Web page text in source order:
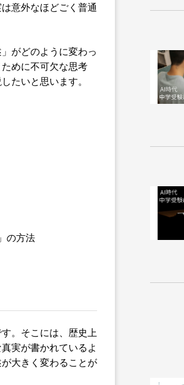
意外なほどごく普通
がどのように変わっ
めに不可欠な思考
たいと思います。
の方法
。そこには、歴史上
実が書かれているよ
大きく変わることが